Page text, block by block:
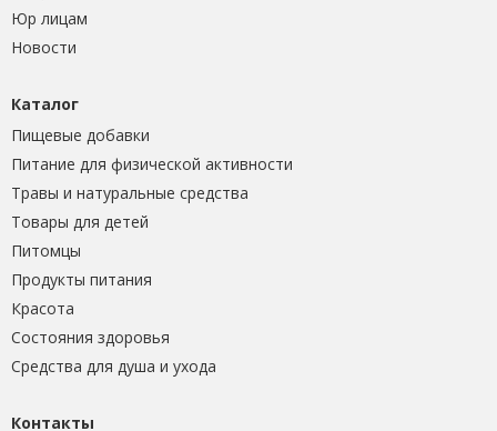
Юр лицам
Новости
Каталог
Пищевые добавки
Питание для физической активности
Травы и натуральные средства
Товары для детей
Питомцы
Продукты питания
Красота
Состояния здоровья
Средства для душа и ухода
Контакты